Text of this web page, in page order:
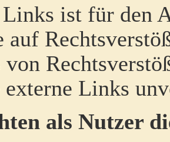
ist für den
auf
externe Links
als Nutzer